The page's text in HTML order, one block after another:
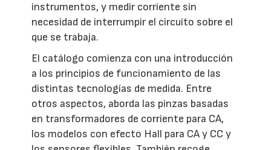
instrumentos, y medir corriente sin
necesidad de interrumpir el circuito sobre el
que se trabaja.
El catálogo comienza con una introducción
a los principios de funcionamiento de las
distintas tecnologías de medida. Entre
otros aspectos, aborda las pinzas basadas
en transformadores de corriente para CA,
los modelos con efecto Hall para CA y CC y